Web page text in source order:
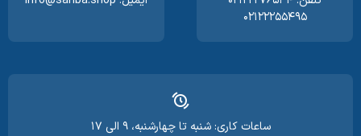
۰۲۱۲۲۲۵۵۴۹۵
ساعات کاری: شنبه تا چهارشنبه، ۹ الی ۱۷